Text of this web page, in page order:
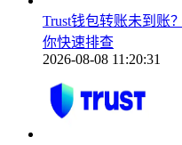
Trust钱包转账未到账
你快速排查
2026-08-08 11:20:31